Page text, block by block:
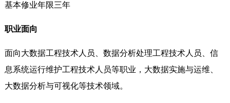
基本修业年限三年
职业面向
面向大数据工程技术人员、数据分析处理工程技术人员、信
息系统运行维护工程技术人员等职业，大数据实施与运维、
大数据分析与可视化等技术领域。